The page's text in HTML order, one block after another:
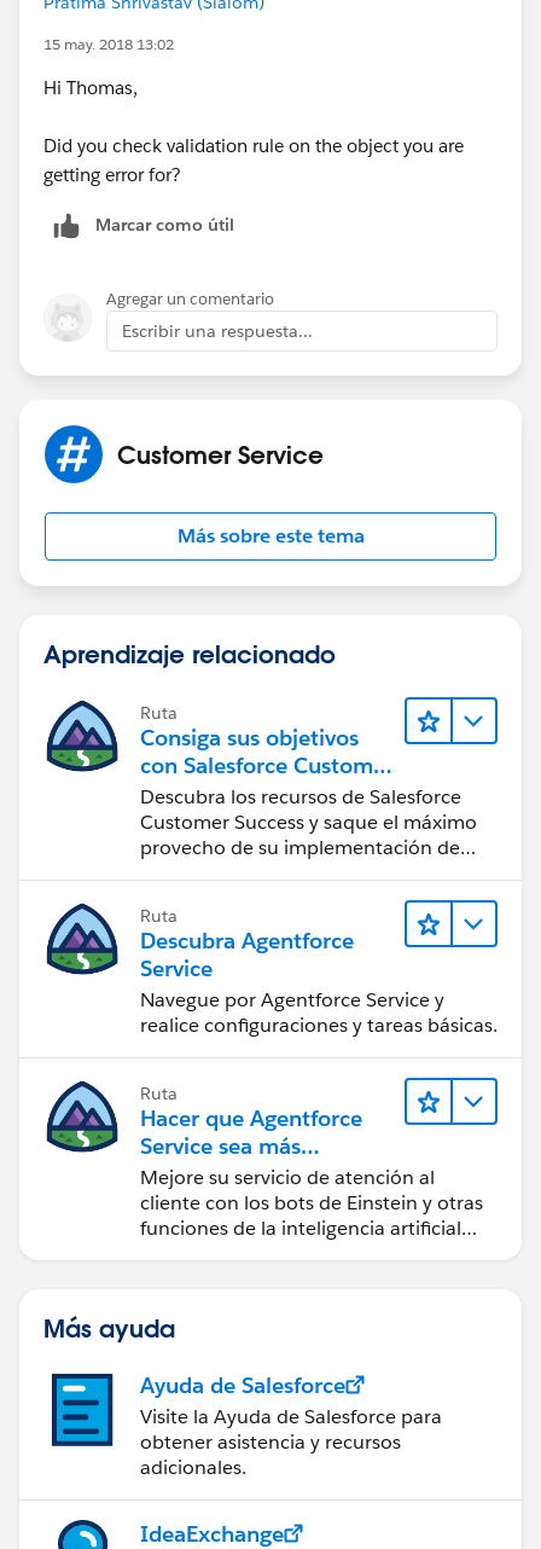
15 may. 2018 13:02
Hi Thomas,
Did you check validation rule on the object you are
getting error for?
Marcar como útil
Agregar un comentario
Escribir una respuesta...
Customer Service
Más sobre este tema
Aprendizaje relacionado
Ruta
Consiga sus objetivos
con Salesforce Customer
Success
Descubra los recursos de Salesforce
Customer Success y saque el máximo
provecho de su implementación de
Ruta
Descubra Agentforce
Service
Navegue por Agentforce Service y
realice configuraciones y tareas básicas.
Ruta
Hacer que Agentforce
Service sea más
inteligente
Mejore su servicio de atención al
cliente con los bots de Einstein y otras
funciones de la inteligencia artificial
Más ayuda
Ayuda de Salesforce
Visite la Ayuda de Salesforce para
obtener asistencia y recursos
adicionales.
IdeaExchange